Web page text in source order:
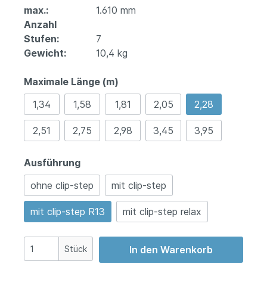
max.:
1.610 mm
Anzahl
Stufen:
7
Gewicht:
10,4 kg
Maximale Länge (m)
1,34
1,58 1,81 2,05 2,28
2,51 2,75 2,98 3,45 3,95
Ausführung
ohne clip-step
mit clip-step
mit clip-step R13 mit clip-step relax
Stück In den Warenkorb